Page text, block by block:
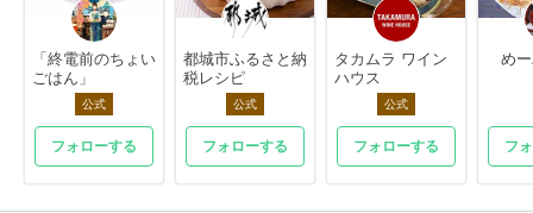
「終電前のちょい
ごはん」
公式
フォローする
都城市ふるさと納
税レシピ
公式
フォローする
タカムラ ワイン
ハウス
公式
フォローする
め
フ